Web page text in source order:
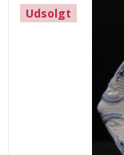
Udsolgt